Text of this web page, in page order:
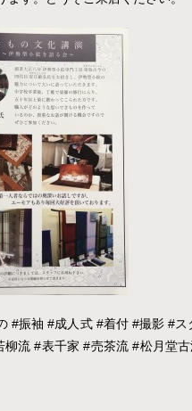
#振袖 #成人式 #着付 #撮影 #
流 #表千家 #売茶流 #松月堂